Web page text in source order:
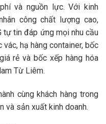
và nguồn lực. Với kinh
công chất lượng cao,
tự tin đáp ứng mọi nhu cầu
hạ hàng container, bốc
rẻ và bốc xếp hàng hóa
Từ Liêm.
cùng khách hàng trong
và sản xuất kinh doanh.